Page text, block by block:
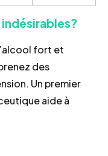
fort et
des
Un premier
aide à